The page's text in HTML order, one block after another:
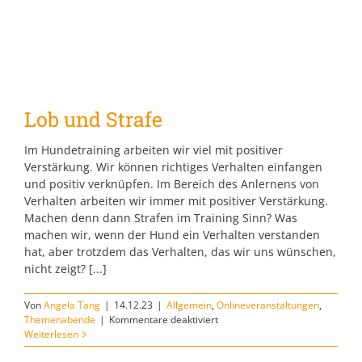
Lob und Strafe
Im Hundetraining arbeiten wir viel mit positiver
Verstärkung. Wir können richtiges Verhalten einfangen
und positiv verknüpfen. Im Bereich des Anlernens von
Verhalten arbeiten wir immer mit positiver Verstärkung.
Machen denn dann Strafen im Training Sinn? Was
machen wir, wenn der Hund ein Verhalten verstanden
hat, aber trotzdem das Verhalten, das wir uns wünschen,
nicht zeigt? [...]
VonAngela Tang | 14.12.23 | Allgemein, Onlineveranstaltungen,
Themenabende | Kommentare deaktiviertfür
und
Weiterlesen